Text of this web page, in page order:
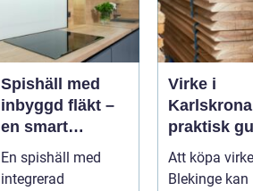
Spishäll med
inbyggd fläkt –
en smart
lösning för
moderna kök
En spishäll med
integrerad
Virke i
praktisk
för hållbara
byggprojekt
Att köpa virke
Blekinge kan